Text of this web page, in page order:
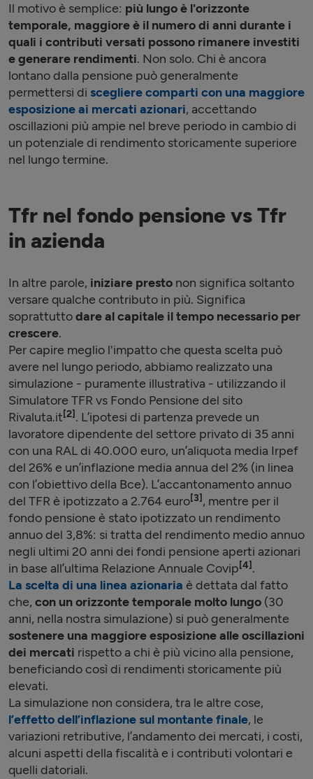
Il motivo è semplice: più lungo è l'orizzonte
temporale, maggiore è il numero di anni durante i
quali i contributi versati possono rimanere investiti
e generare rendimenti. Non solo. Chi è ancora
lontano dalla pensione può generalmente
permettersi di scegliere comparti con una maggiore
esposizione ai mercati azionari, accettando
oscillazioni più ampie nel breve periodo in cambio di
un potenziale di rendimento storicamente superiore
nel lungo termine.
Tfr nel fondo pensione vs Tfr
in azienda
In altre parole, iniziare presto non significa soltanto
versare qualche contributo in più. Significa
soprattuttodare al capitale il tempo necessario per
crescere.
Per capire meglio l'impatto che questa scelta può
avere nel lungo periodo, abbiamo realizzato una
simulazione - puramente illustrativa - utilizzando il
Simulatore TFR vs Fondo Pensione del sito
Rivaluta.it[2] . L’ipotesi di partenza prevede un
lavoratore dipendente del settore privato di 35 anni
con una RAL di 40.000 euro, un’aliquota media Irpef
del 26% e un’inflazione media annua del 2% (in linea
con l’obiettivo della Bce). L’accantonamento annuo
del TFR è ipotizzato a 2.764 euro[3] , mentre per il
fondo pensione è stato ipotizzato un rendimento
annuo del 3,8%: si tratta del rendimento medio annuo
negli ultimi 20 anni dei fondi pensione aperti azionari
in base all’ultima Relazione Annuale Covip[4] .
La scelta di una linea azionaria è dettata dal fatto
che, con un orizzonte temporale molto lungo (30
anni, nella nostra simulazione) si può generalmente
sostenere una maggiore esposizione alle oscillazioni
dei mercati rispetto a chi è più vicino alla pensione,
beneficiando così di rendimenti storicamente più
elevati.
La simulazione non considera, tra le altre cose,
l’effetto dell’inflazione sul montante finale, le
variazioni retributive, l’andamento dei mercati, i costi,
alcuni aspetti della fiscalità e i contributi volontari e
quelli datoriali.